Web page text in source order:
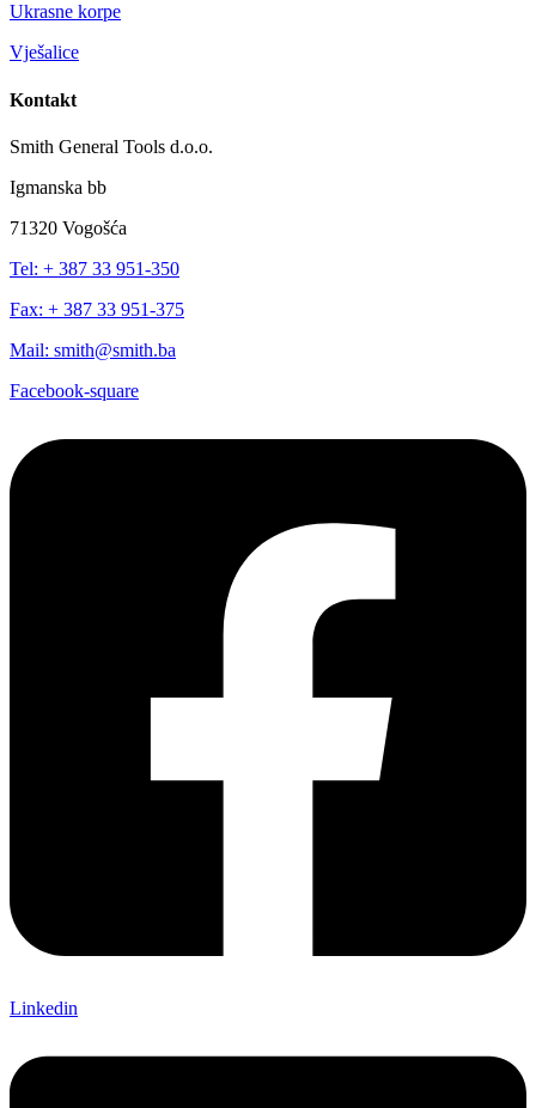
Ukrasne korpe
Vješalice
Kontakt
Smith General Tools d.o.o.
Igmanska bb
71320 Vogošća
Tel: + 387 33 951-350
Fax: + 387 33 951-375
Mail: smith@smith.ba
Facebook-square
Linkedin